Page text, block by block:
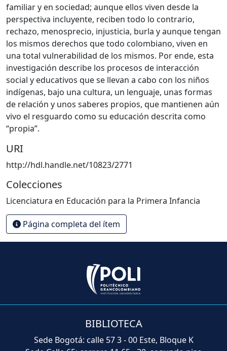
familiar y en sociedad; aunque ellos viven desde la
perspectiva incluyente, reciben todo lo contrario,
rechazo, menosprecio, injusticia, burla y aunque tengan
los mismos derechos que todo colombiano, viven en
una total vulnerabilidad de los mismos. Por ende, esta
investigación describe los procesos de interacción
social y educativos que se llevan a cabo con los niños
indígenas, bajo una cultura, un lenguaje, unas formas
de relación y unos saberes propios, que mantienen aún
vivo el resguardo como su educación descrita como
“propia”.
URI
http://hdl.handle.net/10823/2771
Colecciones
Licenciatura en Educación para la Primera Infancia
Página completa del ítem
BIBLIOTECA
Sede Bogotá: calle 57 3 - 00 Este, Bloque K